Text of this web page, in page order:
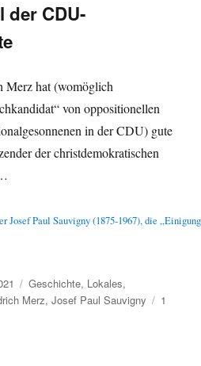
der CDU-
Merz hat (womöglich
von oppositionellen
in der CDU) gute
der christdemokratischen
Josef Paul Sauvigny (1875-1967), die
Kategorien
Geschichte, Lokales,
Merz,Josef Paul Sauvigny
1